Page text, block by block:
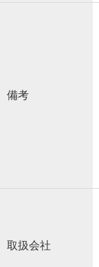
備考
取扱会社